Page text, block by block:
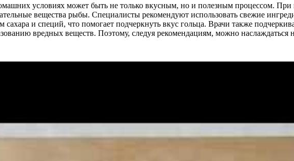
условиях может быть не только вкусным, но и полезным процессом.
вещества рыбы. Специалисты рекомендуют использовать свежие
сахара и специй, что помогает подчеркнуть вкус гольца. Врачи также
вредных веществ. Поэтому, следуя рекомендациям, можно